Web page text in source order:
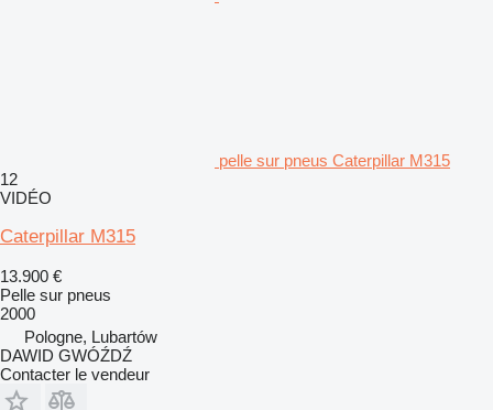
pelle sur pneus Caterpillar M315
12
VIDÉO
Caterpillar M315
13.900 €
Pelle sur pneus
2000
Pologne, Lubartów
DAWID GWÓŹDŹ
Contacter le vendeur